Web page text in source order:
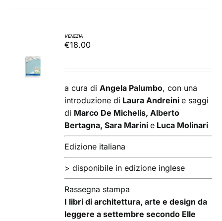
AL
CARRELLO
/
VENEZIA
€18.00
a cura diAngela Palumbo, con una
introduzione di Laura Andreinie saggi
di Marco De Michelis, Alberto
Bertagna, Sara Marinie Luca Molinari
Edizione italiana
> disponibile in edizione inglese
Rassegna stampa
I libri di architettura, arte e design da
leggere a settembre secondo Elle